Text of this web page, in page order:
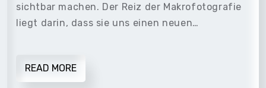
sichtbar machen. Der Reiz der Makrofotografie
liegt darin, dass sie uns einen neuen…
READ MORE